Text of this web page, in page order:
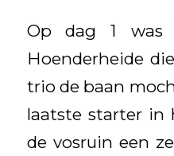
Op dag 1 was
Hoenderheide
trio de baan
laatste starter in
de vosruin een